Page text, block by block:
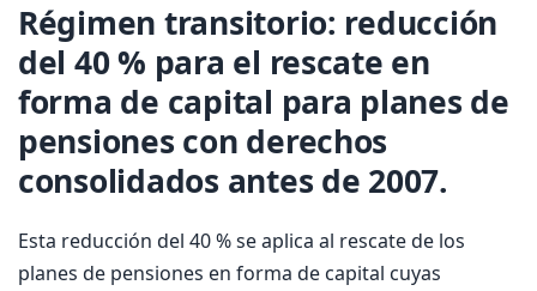
Régimen transitorio: reducción
del 40 % para el rescate en
forma de capital para planes de
pensiones con derechos
consolidados antes de 2007.
Esta reducción del 40 % se aplica al rescate de los
planes de pensiones en forma de capital cuyas